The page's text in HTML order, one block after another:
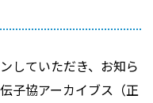
していただき、お知ら
子協アーカイブス（正